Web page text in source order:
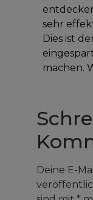
sehr
Dies ist
machen.
Deine E-